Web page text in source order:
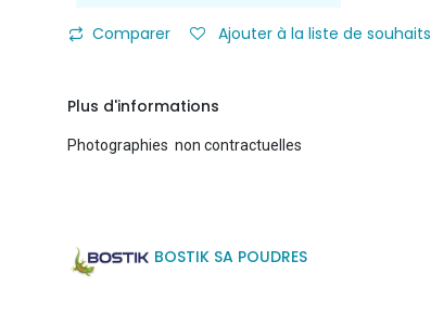
Comparer Ajouter à la liste de souhaits
Plus d'informations
Photographies non contractuelles
BOSTIK SA POUDRES